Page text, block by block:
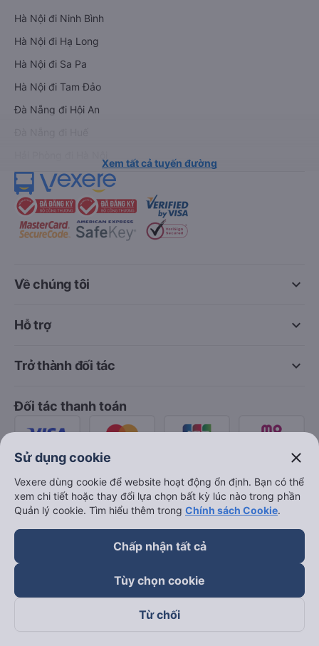
Hà Nội đi Ninh Bình
Hà Nội đi Hạ Long
Hà Nội đi Sa Pa
Hà Nội đi Tam Đảo
Đà Nẵng đi Hội An
Xem tất cả tuyến đường
keyboard_arrow_down
Về chúng tôi
keyboard_arrow_down
Hỗ trợ
keyboard_arrow_down
Trở thành đối tác
Đối tác thanh toán
Sử dụng cookie close
Vexere dùng cookie để website hoạt động ổn định. Bạn có thể
xem chi tiết hoặc thay đổi lựa chọn bất kỳ lúc nào trong phần
Quản lý cookie. Tìm hiểu thêm trong Chính sách Cookie.
Chấp nhận tất cả
Tùy chọn cookie
Từ chối